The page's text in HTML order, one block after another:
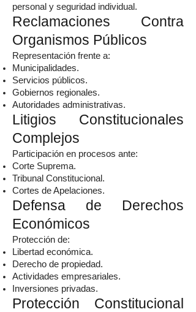
personal y seguridad individual.
Reclamaciones Contra
Organismos Públicos
Representación frente a:
Municipalidades.
Servicios públicos.
Gobiernos regionales.
Autoridades administrativas.
Litigios Constitucionales
Complejos
Participación en procesos ante:
Corte Suprema.
Tribunal Constitucional.
Cortes de Apelaciones.
Defensa de Derechos
Económicos
Protección de:
Libertad económica.
Derecho de propiedad.
Actividades empresariales.
Inversiones privadas.
Protección Constitucional